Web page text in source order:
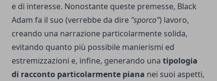
e di interesse. Nonostante queste premesse, Black
Adam fa il suo (verrebbe da dire "sporco") lavoro,
creando una narrazione particolarmente solida,
evitando quanto più possibile manierismi ed
estremizzazioni e, infine, generando una tipologia
di racconto particolarmente piana nei suoi aspetti,